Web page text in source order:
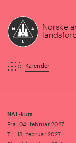
Norske
Kalender
NAL-kurs
Fra: 04. februar 2027
Til: 18. februar 2027